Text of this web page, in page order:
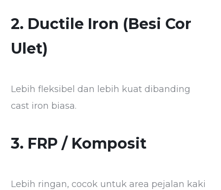
2. Ductile Iron (Besi Cor
Ulet)
Lebih fleksibel dan lebih kuat dibanding
cast iron biasa.
3. FRP / Komposit
Lebih ringan, cocok untuk area pejalan kaki